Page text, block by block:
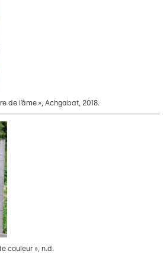
de l’âme », Achgabat, 2018.
couleur », n.d.